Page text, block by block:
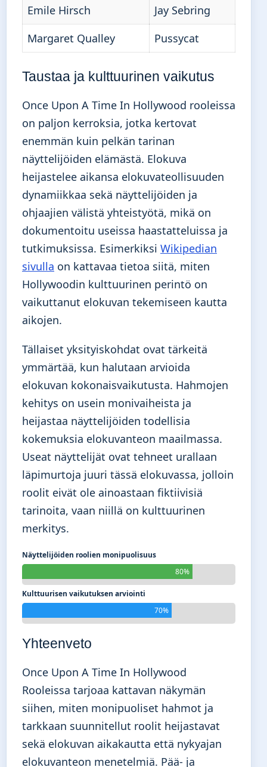
Emile Hirsch
Jay Sebring
Margaret Qualley
Pussycat
Taustaa ja kulttuurinen vaikutus
Once Upon A Time In Hollywood rooleissa
on paljon kerroksia, jotka kertovat
enemmän kuin pelkän tarinan
näyttelijöiden elämästä. Elokuva
heijastelee aikansa elokuvateollisuuden
dynamiikkaa sekä näyttelijöiden ja
ohjaajien välistä yhteistyötä, mikä on
dokumentoitu useissa haastatteluissa ja
tutkimuksissa. Esimerkiksi Wikipedian
sivulla on kattavaa tietoa siitä, miten
Hollywoodin kulttuurinen perintö on
vaikuttanut elokuvan tekemiseen kautta
aikojen.
Tällaiset yksityiskohdat ovat tärkeitä
ymmärtää, kun halutaan arvioida
elokuvan kokonaisvaikutusta. Hahmojen
kehitys on usein monivaiheista ja
heijastaa näyttelijöiden todellisia
kokemuksia elokuvanteon maailmassa.
Useat näyttelijät ovat tehneet urallaan
läpimurtoja juuri tässä elokuvassa, jolloin
roolit eivät ole ainoastaan fiktiivisiä
tarinoita, vaan niillä on kulttuurinen
merkitys.
Näyttelijöiden roolien monipuolisuus
80%
Kulttuurisen vaikutuksen arviointi
70%
Yhteenveto
Once Upon A Time In Hollywood
Rooleissa tarjoaa kattavan näkymän
siihen, miten monipuoliset hahmot ja
tarkkaan suunnitellut roolit heijastavat
sekä elokuvan aikakautta että nykyajan
elokuvanteon menetelmiä. Pää- ja